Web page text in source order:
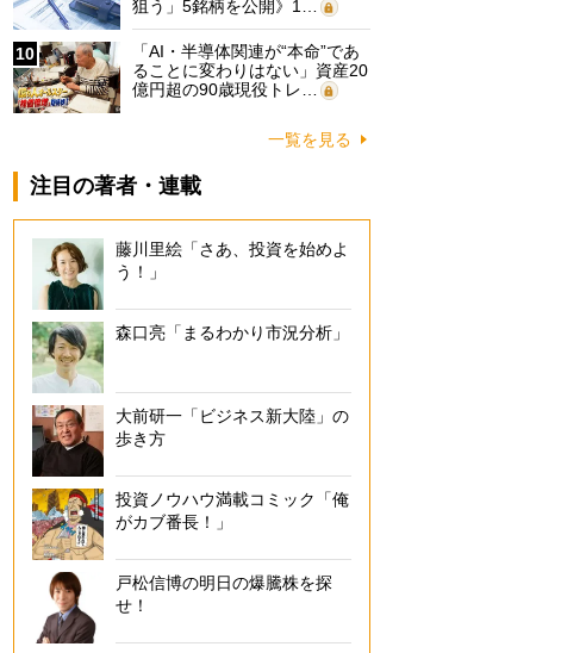
狙う」5銘柄を公開》1…
10
「AI・半導体関連が“本命”であ
ることに変わりはない」資産20
億円超の90歳現役トレ…
一覧を見る
注目の著者・連載
藤川里絵「さあ、投資を始めよ
う！」
森口亮「まるわかり市況分析」
大前研一「ビジネス新大陸」の
歩き方
投資ノウハウ満載コミック「俺
がカブ番長！」
戸松信博の明日の爆騰株を探
せ！